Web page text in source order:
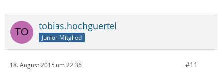
tobias.hochguertel
Junior-Mitglied
18. August 2015 um 22:36 #11